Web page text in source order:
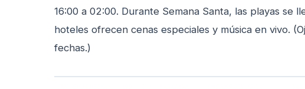
16:00 a 02:00. Durante Semana Santa, las playas se
hoteles ofrecen cenas especiales y música en vivo.
fechas.)